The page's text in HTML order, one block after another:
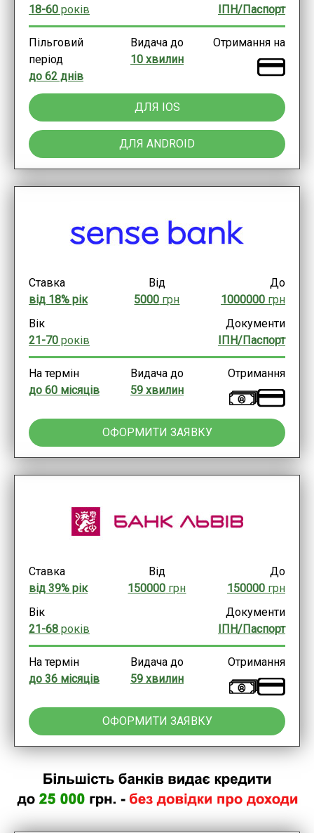
18-60 років
ІПН/Паспорт
Пільговий
період
до 62 днів
Видача до
10 хвилин
Отримання на
ДЛЯ IOS
ДЛЯ ANDROID
Ставка
від 18% рік
Від
5000 грн
До
1000000грн
Вік
21-70 років
Документи
ІПН/Паспорт
На термін
до 60 місяців
Видача до
59 хвилин
Отримання
ОФОРМИТИ ЗАЯВКУ
Ставка
від 39% рік
Від
150000 грн
До
150000грн
Вік
21-68 років
Документи
ІПН/Паспорт
На термін
до 36 місяців
Видача до
59 хвилин
Отримання
ОФОРМИТИ ЗАЯВКУ